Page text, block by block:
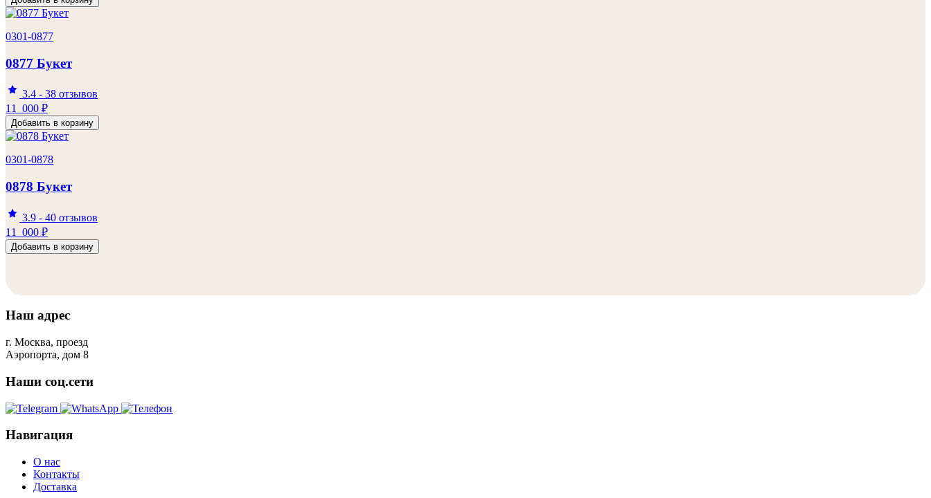
0301-0877
0877 Букет
3.4 - 38 отзывов
11 000 ₽
Добавить в корзину
0301-0878
0878 Букет
3.9 - 40 отзывов
11 000 ₽
Добавить в корзину
Наш адрес
г. Москва, проезд
Аэропорта, дом 8
Наши соц.сети
Навигация
О нас
Контакты
Доставка